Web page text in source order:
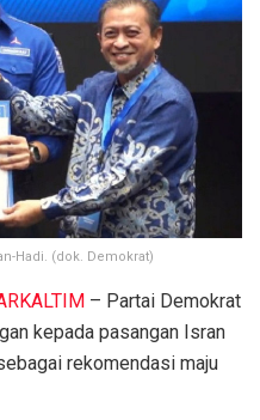
Hadi. (dok. Demokrat)
– Partai Demokrat
kepada pasangan Isran
rekomendasi maju